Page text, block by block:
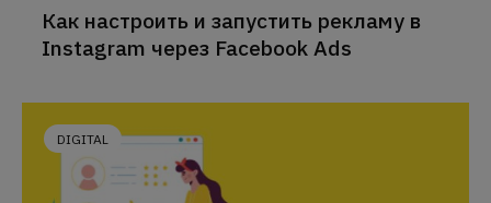
Как настроить и запустить рекламу в
Instagram через Facebook Ads
DIGITAL